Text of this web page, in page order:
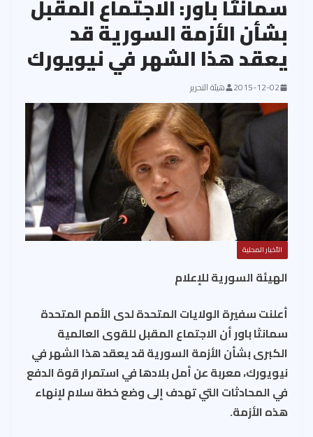
سمانثا باور: الاجتماع المقبل
بشأن الأزمة السورية قد
يعقد هذا الشهر في نيويورك
2015-12-02 هيئة التحرير
الأخبار المحلية
الهيئة السورية للإعلام
أعلنت سفيرة الولايات المتحدة لدى الأمم المتحدة
سمانثا باور أن الاجتماع المقبل للقوى العالمية
الكبرى بشأن الأزمة السورية قد يعقد هذا الشهر في
نيويورك، معربة عن أمل بلادها في استمرار قوة الدفع
في المحادثات التي تهدف إلى وضع خطة سلام لإنهاء
هذه الأزمة.